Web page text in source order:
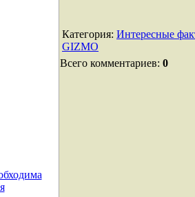
Категория: Интересные
GIZMO
Всего комментариев: 0